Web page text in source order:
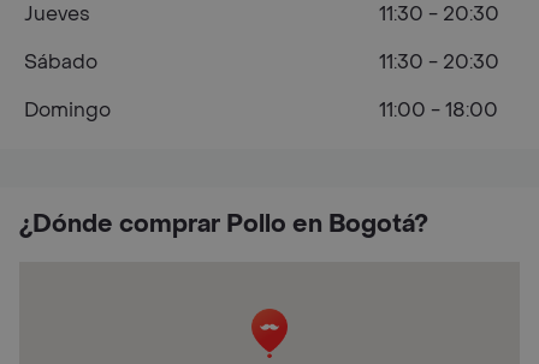
¿Dónde comprar Pollo en Bogotá?
Jueves
11:30 - 20:30
Sábado
11:30 - 20:30
Domingo
11:00 - 18:00